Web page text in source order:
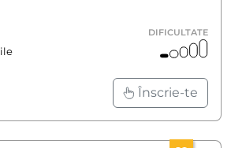
DIFICULTATE
Înscrie-te